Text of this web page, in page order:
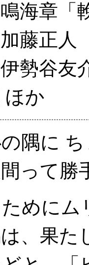
海章「
藤正人
勢谷友
ほか
隅に
って勝
めにム
、果た